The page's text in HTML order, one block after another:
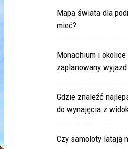
Mapa świata dla
mieć?
Monachium i okolice
zaplanowany
Gdzie znaleźć
do wynajęcia z
Czy samoloty latają